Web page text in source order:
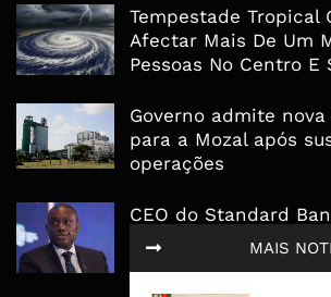
MAIS
Tempestade Tropical
Afectar Mais De Um
Pessoas No Centro E
Governo admite
para a Mozal após
operações
CEO do Standard
Governo que “saia do
facilite os negócios